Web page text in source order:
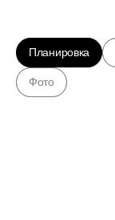
Планировка
Фото